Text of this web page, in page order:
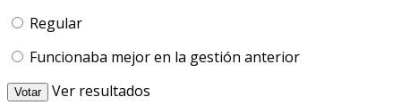
Regular
Funcionaba mejor en la gestión anterior
Votar
Ver resultados